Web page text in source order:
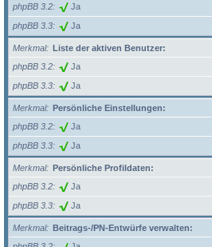
phpBB 3.2
Ja
phpBB 3.3 Ja
Merkmal
Liste der aktiven Benutzer:
phpBB 3.2
Ja
phpBB 3.3 Ja
Merkmal
Persönliche Einstellungen:
phpBB 3.2
Ja
phpBB 3.3 Ja
Merkmal
Persönliche Profildaten:
phpBB 3.2
Ja
phpBB 3.3 Ja
Merkmal
Beitrags-/PN-Entwürfe verwalten: